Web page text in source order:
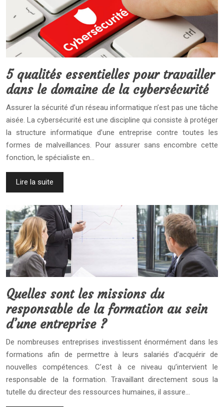
5 qualités essentielles pour travailler
dans le domaine de la cybersécurité
Assurer la sécurité d’un réseau informatique n’est pas une tâche
aisée. La cybersécurité est une discipline qui consiste à protéger
la structure informatique d’une entreprise contre toutes les
formes de malveillances. Pour assurer sans encombre cette
fonction, le spécialiste en…
Lire la suite
Quelles sont les missions du
responsable de la formation au sein
d’une entreprise ?
De nombreuses entreprises investissent énormément dans les
formations afin de permettre à leurs salariés d’acquérir de
nouvelles compétences. C’est à ce niveau qu’intervient le
responsable de la formation. Travaillant directement sous la
tutelle du directeur des ressources humaines, il assure…